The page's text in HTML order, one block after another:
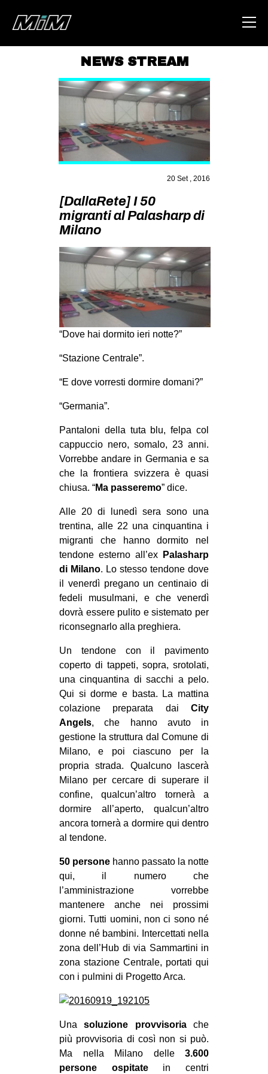
ABOUT
AREA
DEGENERAZIONE
MSM
STUDENTI TSUNAMI
ZAM
MOBILITAZIONI
SPORT POPOLARE
MOVIMENTI
AMBIENTE
ANTIFASCISMO
GENERI
MIGRAZIONI
PRECARIATO
STUDENTI
CULTURE
ARTE
CINEMA
MANIFESTI
MUSICA
RECENSIONI
INTERNAZIONALE
AFRICA
AMERICHE
ESTREMO ORIENTE
EUROPA
MEDIO ORIENTE
MONDO
EVENTI
Fb
bsky
SEARCH
NEWS STREAM
20 Set , 2016
[DallaRete] I 50
migranti al Palasharp di
Milano
“Dove hai dormito ieri notte?”
“Stazione Centrale”.
“E dove vorresti dormire domani?”
“Germania”.
Pantaloni della tuta blu, felpa col
cappuccio nero, somalo, 23 anni.
Vorrebbe andare in Germania e sa
che la frontiera svizzera è quasi
chiusa. “Ma passeremo” dice.
Alle 20 di lunedì sera sono una
trentina, alle 22 una cinquantina i
migranti che hanno dormito nel
tendone esterno all’ex Palasharp
di Milano. Lo stesso tendone dove
il venerdì pregano un centinaio di
fedeli musulmani, e che venerdì
dovrà essere pulito e sistemato per
riconsegnarlo alla preghiera.
Un tendone con il pavimento
coperto di tappeti, sopra, srotolati,
una cinquantina di sacchi a pelo.
Qui si dorme e basta. La mattina
colazione preparata dai City
Angels, che hanno avuto in
gestione la struttura dal Comune di
Milano, e poi ciascuno per la
propria strada. Qualcuno lascerà
Milano per cercare di superare il
confine, qualcun’altro tornerà a
dormire all’aperto, qualcun’altro
ancora tornerà a dormire qui dentro
al tendone.
50 persone hanno passato la notte
qui, il numero che
l’amministrazione vorrebbe
mantenere anche nei prossimi
giorni. Tutti uomini, non ci sono né
donne né bambini. Intercettati nella
zona dell’Hub di via Sammartini in
zona stazione Centrale, portati qui
con i pulmini di Progetto Arca.
Unasoluzione provvisoriache
più provvisoria di così non si può.
Ma nella Milano delle 3.600
persone ospitatein centri